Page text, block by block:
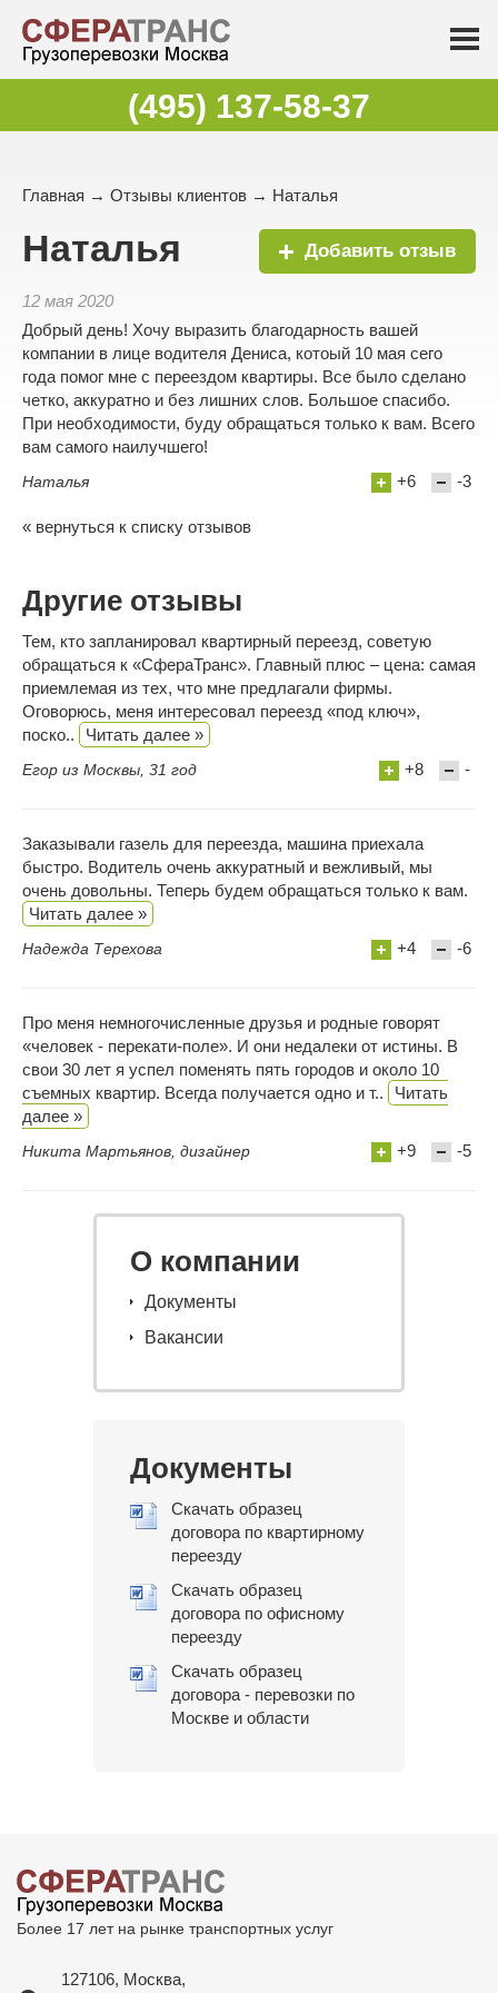
(495) 137-58-37
Главная → Отзывы клиентов → Наталья
Наталья Добавить отзыв
12 мая 2020
Добрый день! Хочу выразить благодарность вашей
компании в лице водителя Дениса, котоый 10 мая сего
года помог мне с переездом квартиры. Все было сделано
четко, аккуратно и без лишних слов. Большое спасибо.
При необходимости, буду обращаться только к вам. Всего
вам самого наилучшего!
Наталья +6 -3
« вернуться к списку отзывов
Другие отзывы
Тем, кто запланировал квартирный переезд, советую
обращаться к «СфераТранс». Главный плюс – цена: самая
приемлемая из тех, что мне предлагали фирмы.
Оговорюсь, меня интересовал переезд «под ключ»,
поско..
Читать далее »
Егор из Москвы, 31 год +8 -
Заказывали газель для переезда, машина приехала
быстро. Водитель очень аккуратный и вежливый, мы
очень довольны. Теперь будем обращаться только к вам.
Читать далее »
Надежда Терехова +4 -6
Про меня немногочисленные друзья и родные говорят
«человек - перекати-поле». И они недалеки от истины. В
свои 30 лет я успел поменять пять городов и около 10
съемных квартир. Всегда получается одно и т..
Читать
далее »
Никита Мартьянов, дизайнер +9 -5
О компании
Документы
Вакансии
Документы
Скачать образец
договора по квартирному
переезду
Скачать образец
договора по офисному
переезду
Скачать образец
договора - перевозки по
Москве и области
Более 17 лет на рынке транспортных услуг
127106, Москва,